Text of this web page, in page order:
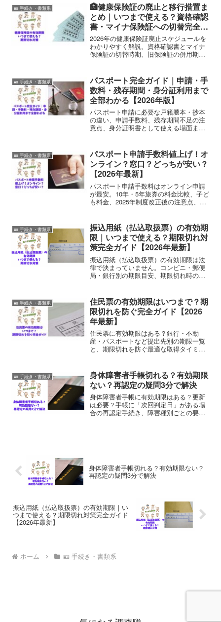
🪪 手続き・書類系
🏥健康保険証の廃止と移行措置ま
とめ｜いつまで使える？資格確認
書・マイナ保険証への切替完全ガ
イド【2026年版】
2026年の健康保険証廃止スケジュールを
わかりやすく解説。資格確認書とマイナ
保険証の切替時期、旧保険証の併用期
🪪 手続き・書類系
パスポート完全ガイド｜申請・手
数料・残存期間・身分証利用まで
全部わかる【2026年版】
パスポート申請に必要な戸籍謄本・抄本
の違い、申請手数料、残存期間不足の注
意点、身分証明書として使える場面まで
🪪 手続き・書類系
パスポート申請手数料値上げ！オ
ンライン？窓口？どっちが安い？
【2026年最新】
パスポート申請手数料はオンライン申請
が最安。10年・5年旅券の料金比較、子ど
も料金、2025年制度改正後の注意点、未
🪪 手続き・書類系
振込用紙（払込取扱票）の有効期
限｜いつまで使える？期限切れ対
策完全ガイド【2026年最新】
振込用紙（払込取扱票）の有効期限は法
律で決まっていません。コンビニ・郵便
局・銀行別の期限目安、期限切れ時の対
🪪 手続き・書類系
住民票の有効期限はいつまで？期
限切れを防ぐ完全ガイド【2026
年最新】
住民票に有効期限はある？銀行・不動
産・パスポートなど提出先別の期限一覧
と、期限切れを防ぐ最適な取得タイミン
🪪 手続き・書類系
身体障害者手帳切れる？有効期限
ない？再認定の疑問3分で解決
身体障害者手帳に有効期限はある？更新
は必要？手帳に「次回判定日」がある場
合の再認定手続き、障害種別ごとの要
身体障害者手帳切れる？有効期限ない？
再認定の疑問3分で解決
振込用紙（払込取扱票）の有効期限｜い
つまで使える？期限切れ対策完全ガイド
【2026年最新】
ホーム 🪪 手続き・書類系